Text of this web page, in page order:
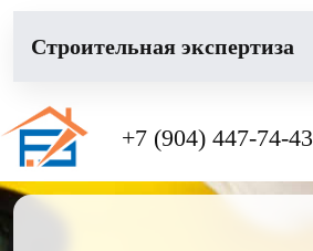
Cтроительная экспертиза
+7 (904) 447-74-43